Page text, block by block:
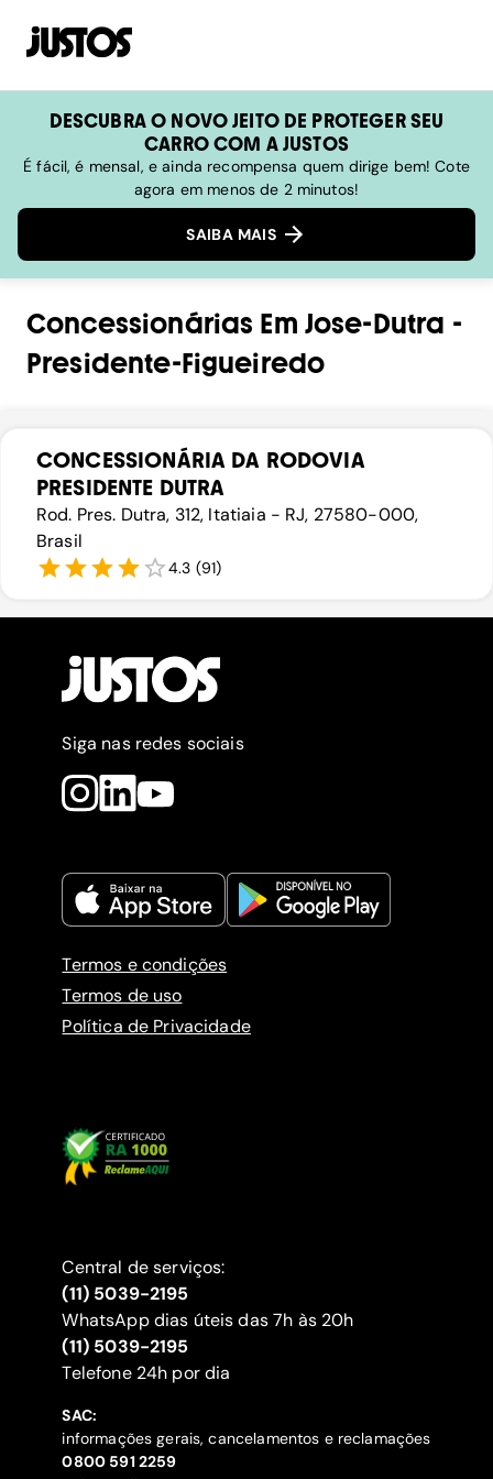
DESCUBRA O NOVO JEITO DE PROTEGER SEU
CARRO COM A JUSTOS
É fácil, é mensal, e ainda recompensa quem dirige bem! Cote
agora em menos de 2 minutos!
SAIBA MAIS
Concessionárias Em Jose-Dutra -
Presidente-Figueiredo
CONCESSIONÁRIA DA RODOVIA
PRESIDENTE DUTRA
Rod. Pres. Dutra, 312, Itatiaia - RJ, 27580-000,
Brasil
4.3 (91)
Siga nas redes sociais
Termos e condições
Termos de uso
Política de Privacidade
Central de serviços:
(11) 5039-2195
WhatsApp dias úteis das 7h às 20h
(11) 5039-2195
‍Telefone 24h por dia
SAC:
informações gerais, cancelamentos e reclamações
‍0800 591 2259